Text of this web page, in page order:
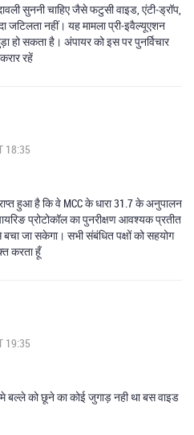
सुननी चाहिए जैसे फटुसी वाइड, एंटी‑ड्रॉप,
नहीं। यह मामला प्री‑इवैल्यूएशन
सकता है। अंपायर को इस पर पुनर्विचार
रहें
18:35
हुआ है कि वे MCC के धारा 31.7 के अनुपालन
प्रोटोकॉल का पुनरीक्षण आवश्यक प्रतीत
जा सकेगा। सभी संबंधित पक्षों को सहयोग
करता हूँ
19:35
को छूने का कोई जुगाड़ नही था बस वाइड